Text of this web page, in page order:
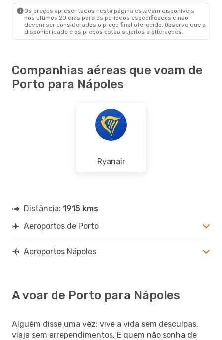
Os preços apresentados nesta página estavam disponíveis
nos últimos 20 dias para os períodos especificados e não
devem ser considerados o preço final oferecido. Observe que a
disponibilidade e os preços estão sujeitos a alterações.
Companhias aéreas que voam de
Porto para Nápoles
Ryanair
Distância: 1915 kms
Aeroportos de Porto
Aeroportos Nápoles
A voar de Porto para Nápoles
Alguém disse uma vez: vive a vida sem desculpas,
viaja sem arrependimentos. E quem não sonha de